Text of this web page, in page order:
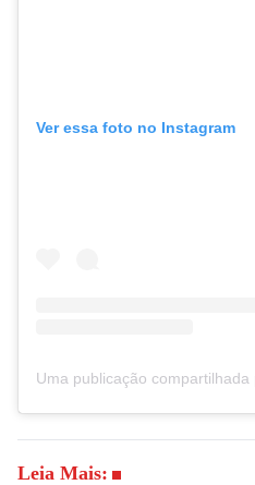
Ver essa foto no Instagram
Leia Mais: